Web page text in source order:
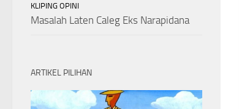
KLIPING OPINI
Masalah Laten Caleg Eks Narapidana
ARTIKEL PILIHAN